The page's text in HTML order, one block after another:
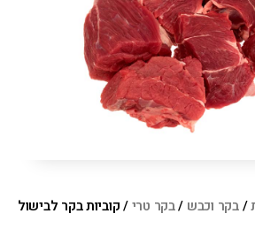
/בקר וכבש /בקר טרי/ קוביות בקר לבישול